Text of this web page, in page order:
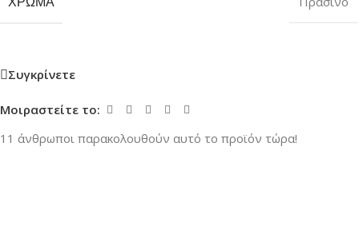
Συγκρίνετε
Μοιραστείτε το:
11 άνθρωποι παρακολουθούν αυτό το προϊόν τώρα!